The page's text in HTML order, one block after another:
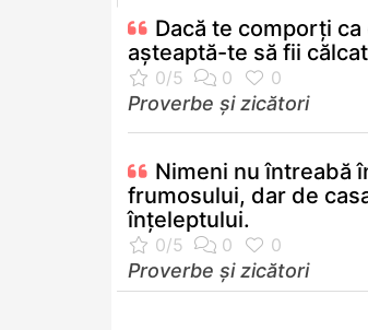
Dacă te comporţi ca
aşteaptă-te să fii
Proverbe și zicători
Nimeni nu întreabă
frumosului, dar de
înţeleptului.
Proverbe și zicători